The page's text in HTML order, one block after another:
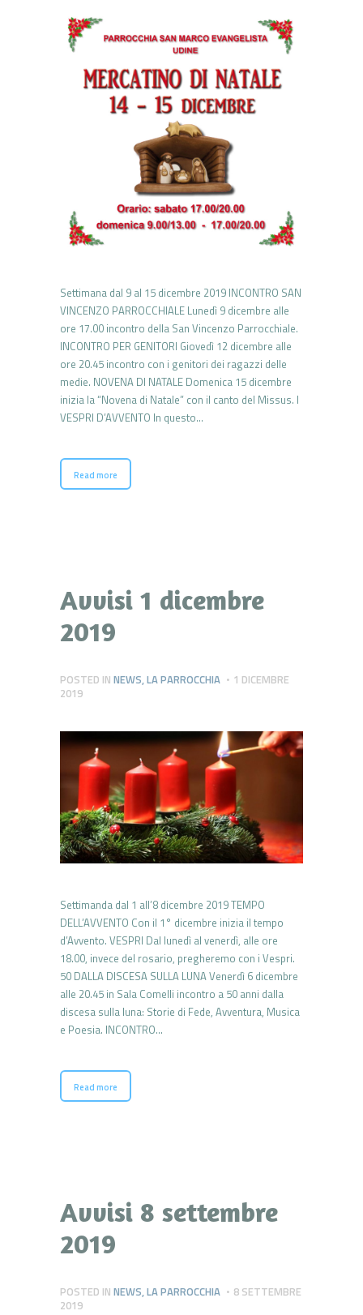
Settimana dal 9 al 15 dicembre 2019 INCONTRO SAN
VINCENZO PARROCCHIALE Lunedì 9 dicembre alle
ore 17.00 incontro della San Vincenzo Parrocchiale.
INCONTRO PER GENITORI Giovedì 12 dicembre alle
ore 20.45 incontro con i genitori dei ragazzi delle
medie. NOVENA DI NATALE Domenica 15 dicembre
inizia la “Novena di Natale” con il canto del Missus. I
VESPRI D’AVVENTO In questo…
Read more
Avvisi 1 dicembre
2019
POSTED IN NEWS,LA PARROCCHIA
1 DICEMBRE
2019
Settimanda dal 1 all’8 dicembre 2019 TEMPO
DELL’AVVENTO Con il 1° dicembre inizia il tempo
d’Avvento. VESPRI Dal lunedì al venerdì, alle ore
18.00, invece del rosario, pregheremo con i Vespri.
50 DALLA DISCESA SULLA LUNA Venerdì 6 dicembre
alle 20.45 in Sala Comelli incontro a 50 anni dalla
discesa sulla luna: Storie di Fede, Avventura, Musica
e Poesia. INCONTRO…
Read more
Avvisi 8 settembre
2019
POSTED IN NEWS,LA PARROCCHIA
8 SETTEMBRE
2019